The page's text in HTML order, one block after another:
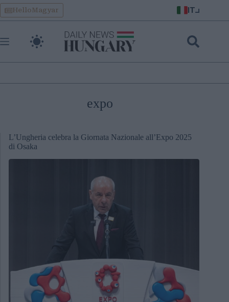
Skip
to
content
HelloMagyar IT
expo
L’Ungheria celebra la Giornata Nazionale all’Expo 2025
di Osaka